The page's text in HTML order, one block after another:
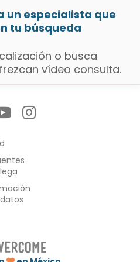
un especialista que
tu búsqueda
o busca
vídeo consulta.